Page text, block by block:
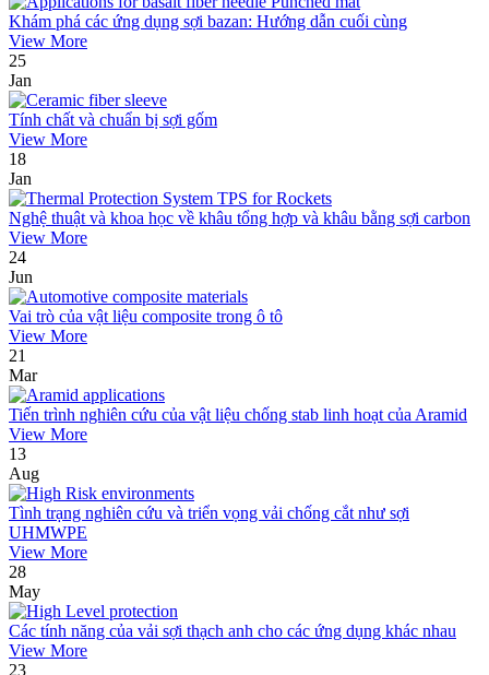
Khám phá các ứng dụng sợi bazan: Hướng dẫn cuối cùng
View More
25
Jan
Tính chất và chuẩn bị sợi gốm
View More
18
Jan
Nghệ thuật và khoa học về khâu tổng hợp và khâu bằng sợi carbon
View More
24
Jun
Vai trò của vật liệu composite trong ô tô
View More
21
Mar
Tiến trình nghiên cứu của vật liệu chống stab linh hoạt của Aramid
View More
13
Aug
Tình trạng nghiên cứu và triển vọng vải chống cắt như sợi
UHMWPE
View More
28
May
Các tính năng của vải sợi thạch anh cho các ứng dụng khác nhau
View More
23